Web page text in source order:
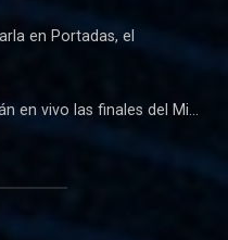
en Portadas, el
en vivo las finales del Mi...